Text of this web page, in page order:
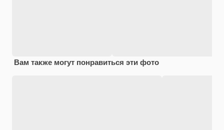
Вам также могут понравиться эти фото